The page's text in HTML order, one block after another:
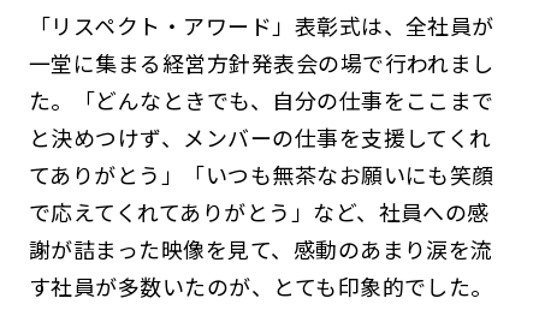
「リスペクト・アワード」表彰式は、全社員が
一堂に集まる経営方針発表会の場で行われまし
た。「どんなときでも、自分の仕事をここまで
と決めつけず、メンバーの仕事を支援してくれ
てありがとう」「いつも無茶なお願いにも笑顔
で応えてくれてありがとう」など、社員への感
謝が詰まった映像を見て、感動のあまり涙を流
す社員が多数いたのが、とても印象的でした。